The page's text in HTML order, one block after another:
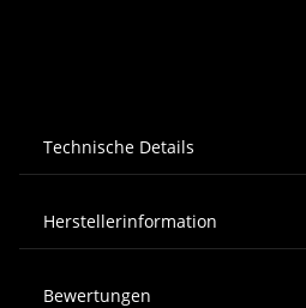
Technische Details
Herstellerinformation
Bewertungen